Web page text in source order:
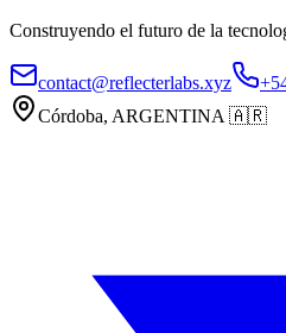
Construyendo el futuro de la
contact@reflecterlabs.xyz
Córdoba, ARGENTINA 🇦🇷